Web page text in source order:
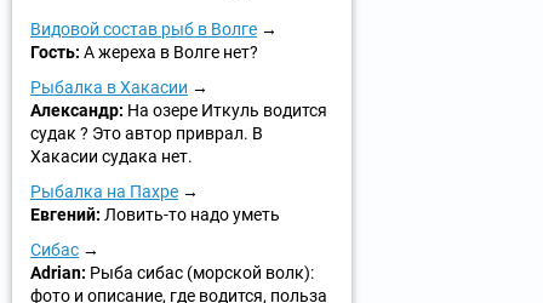
Видовой состав рыб в Волге
Гость: А жереха в Волге нет?
Рыбалка в Хакасии
Александр: На озере Иткуль водится
судак ? Это автор приврал. В
Хакасии судака нет.
Рыбалка на Пахре
Евгений: Ловить-то надо уметь
Сибас
Adrian: Рыба сибас (морской волк):
фото и описание, где водится, польза